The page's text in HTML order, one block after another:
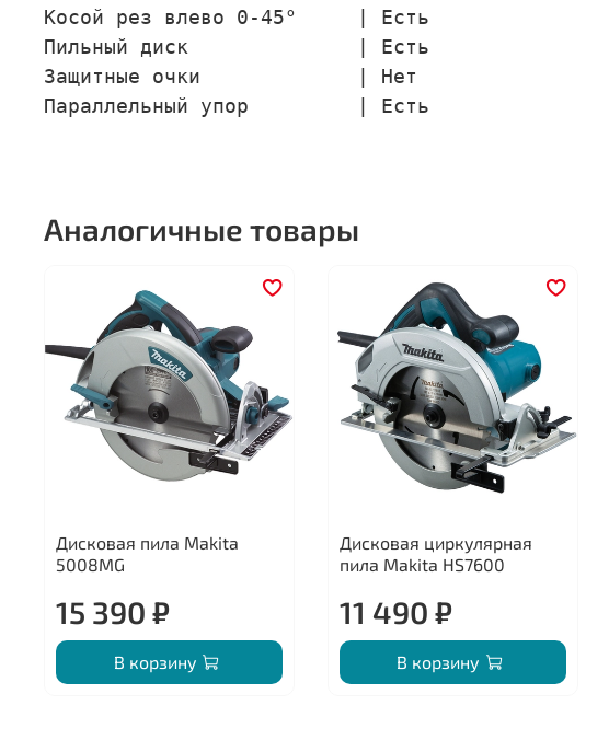
Косой рез влево 0-45°     | Есть
Пильный диск              | Есть
Защитные очки             | Нет
Параллельный упор         | Есть
Аналогичные товары
Дисковая пила Makita
5008MG
15 390 ₽
В корзину
Дисковая циркулярная
пила Makita HS7600
11 490 ₽
В корзину